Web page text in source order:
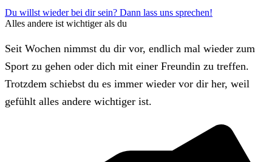
Du willst wieder bei dir sein? Dann lass uns sprechen!
Alles andere ist wichtiger als du
Seit Wochen nimmst du dir vor, endlich mal wieder zum
Sport zu gehen oder dich mit einer Freundin zu treffen.
Trotzdem schiebst du es immer wieder vor dir her, weil
gefühlt alles andere wichtiger ist.